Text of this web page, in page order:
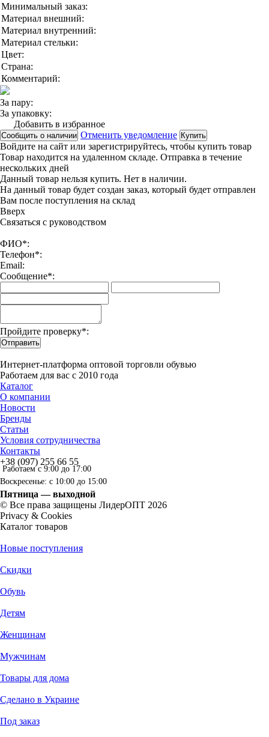
Минимальный заказ:
Материал внешний:
Материал внутренний:
Материал стельки:
Цвет:
Страна:
Комментарий:
За пару:
За упаковку:
Добавить в избранное
Сообщить о наличии Отменить уведомление Купить
Войдите на сайт или зарегистрируйтесь, чтобы купить товар
Товар находится на удаленном складе. Отправка в течение
нескольких дней
Данный товар нельзя купить. Нет в наличии.
На данный товар будет создан заказ, который будет отправлен
Вам после поступления на склад
Вверx
Связаться с руководством
ФИО*:
Телефон*:
Email:
Сообщение*:
Пройдите проверку*:
Отправить
Интернет-платформа оптовой торговли обувью
Работаем для вас с 2010 года
Каталог
О компании
Новости
Бренды
Статьи
Условия сотрудничества
Контакты
+38 (097) 255 66 55
Работаем с 9:00 до 17:00
Воскресенье: с 10:00 до 15:00
Пятница — выходной
© Все права защищены ЛидерОПТ 2026
Privacy & Cookies
Каталог товаров
Новые поступления
Скидки
Обувь
Детям
Женщинам
Мужчинам
Товары для дома
Сделано в Украине
Под заказ